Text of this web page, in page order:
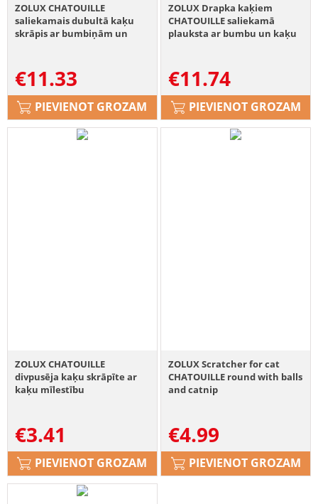
ZOLUX CHATOUILLE
saliekamais dubultā kaķu
skrāpis ar bumbiņām un
€11.33
PIEVIENOT GROZAM
ZOLUX Drapka kaķiem
CHATOUILLE saliekamā
plauksta ar bumbu un kaķu
€11.74
PIEVIENOT GROZAM
ZOLUX CHATOUILLE
divpusēja kaķu skrāpīte ar
kaķu mīlestību
€3.41
PIEVIENOT GROZAM
ZOLUX Scratcher for cat
CHATOUILLE round with balls
and catnip
€4.99
PIEVIENOT GROZAM